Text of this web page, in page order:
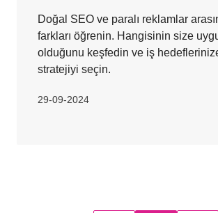
Doğal SEO ve paralı reklamlar
farkları öğrenin. Hangisinin size
olduğunu keşfedin ve iş
stratejiyi seçin.
29-09-2024